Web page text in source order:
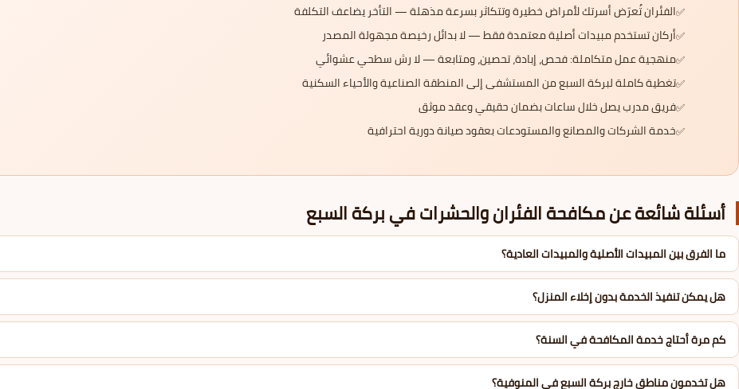
الفئران تُعرّض أسرتك لأمراض خطيرة وتتكاثر بسرعة مذهلة — التأخر يضاعف التكلفة
أركان تستخدم مبيدات أصلية معتمدة فقط — لا بدائل رخيصة مجهولة المصدر
منهجية عمل متكاملة: فحص، إبادة، تحصين، ومتابعة — لا رش سطحي عشوائي
تغطية كاملة لبركة السبع من المستشفى إلى المنطقة الصناعية والأحياء السكنية
فريق مدرب يصل خلال ساعات بضمان حقيقي وعقد موثق
خدمة الشركات والمصانع والمستودعات بعقود صيانة دورية احترافية
أسئلة شائعة عن مكافحة الفئران والحشرات في بركة السبع
ما الفرق بين المبيدات الأصلية والمبيدات العادية؟
المبيدات الأصلية هي مواد بتركيزها الكامل كما أنتجها المصنع، مُختبَرة ومعتمدة رسمياً. على عكس المبيدات المخففة أو المجهولة المصدر الشائعة في
نتيجتها دائمة.
هل يمكن تنفيذ الخدمة بدون إخلاء المنزل؟
يعتمد الأمر على نوع الخدمة ومستوى الإصابة. في معظم الحالات نطلب إخلاء المنزل لساعتين إلى أربع ساعات للسلامة الكاملة. الفريق يوضح لك ذلك بالتفصيل
كم مرة أحتاج خدمة المكافحة في السنة؟
للمنازل العادية: جلسة واحدة عند ظهور المشكلة + متابعة فصلية وقائية. للمطاعم والمستودعات والمحلات: نوصي بعقد صيانة شهرية أو ربع سنوية. فريقنا
هل تخدمون مناطق خارج بركة السبع في المنوفية؟